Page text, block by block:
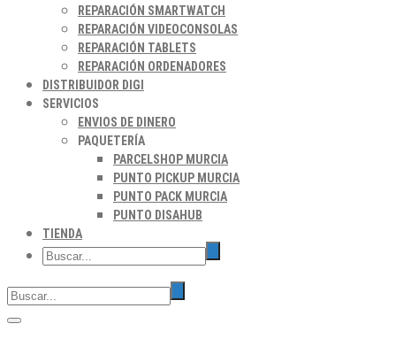
REPARACIÓN SMARTWATCH
REPARACIÓN VIDEOCONSOLAS
REPARACIÓN TABLETS
REPARACIÓN ORDENADORES
DISTRIBUIDOR DIGI
SERVICIOS
ENVIOS DE DINERO
PAQUETERÍA
PARCELSHOP MURCIA
PUNTO PICKUP MURCIA
PUNTO PACK MURCIA
PUNTO DISAHUB
TIENDA